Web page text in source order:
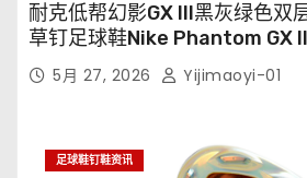
耐克低帮幻影GX III黑灰绿色双
草钉足球鞋Nike Phantom GX
5月 27, 2026 Yijimaoyi-01
足球鞋钉鞋资讯